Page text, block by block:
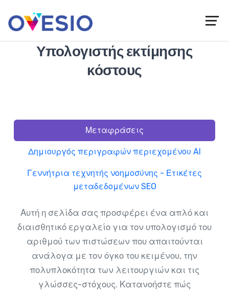
Υπολογιστής εκτίμησης
κόστους
Μεταφράσεις
Δημιουργός περιγραφών περιεχομένου AI
Γεννήτρια τεχνητής νοημοσύνης - Ετικέτες
μεταδεδομένων SEO
Αυτή η σελίδα σας προσφέρει ένα απλό και
διαισθητικό εργαλείο για τον υπολογισμό του
αριθμού των πιστώσεων που απαιτούνται
ανάλογα με τον όγκο του κειμένου, την
πολυπλοκότητα των λειτουργιών και τις
γλώσσες-στόχους. Κατανοήστε πώς